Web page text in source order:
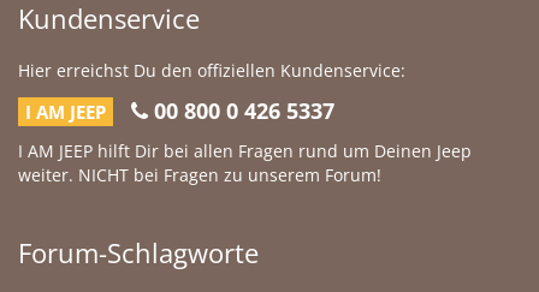
Kundenservice
Hier erreichst Du den offiziellen Kundenservice:
I AM JEEP 00 800 0 426 5337
I AM JEEP hilft Dir bei allen Fragen rund um Deinen Jeep
weiter. NICHT bei Fragen zu unserem Forum!
Forum-Schlagworte